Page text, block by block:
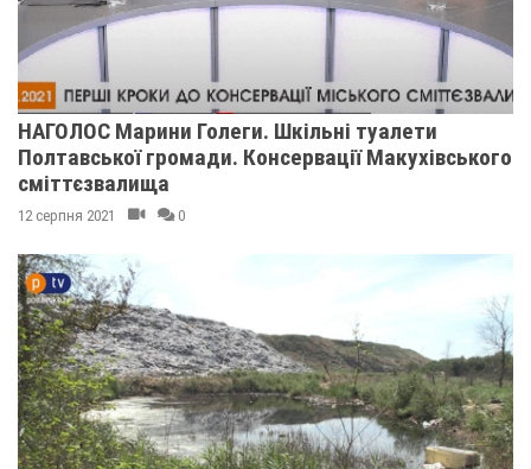
НАГОЛОС Марини Голеги. Шкільні туалети
Полтавської громади. Консервації Макухівського
сміттєзвалища
12 серпня 2021 0